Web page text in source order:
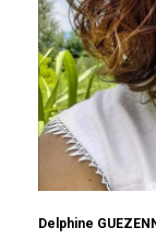
Delphine